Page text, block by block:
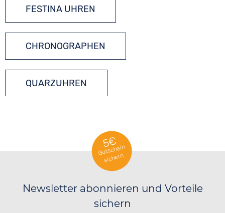
FESTINA UHREN
CHRONOGRAPHEN
QUARZUHREN
5€
Gutschein
sichern
Newsletter abonnieren und Vorteile
sichern